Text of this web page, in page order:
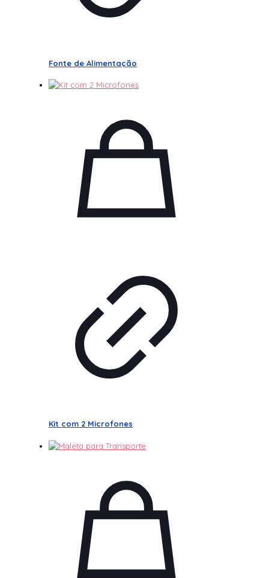
Fonte de Alimentação
Kit com 2 Microfones